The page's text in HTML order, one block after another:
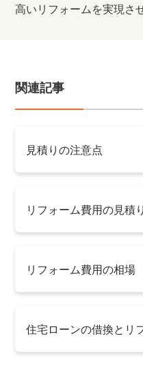
高いリフォームを実現さ
関連記事
見積りの注意点
リフォーム費用の見積
リフォーム費用の相場
住宅ローンの借換とリ